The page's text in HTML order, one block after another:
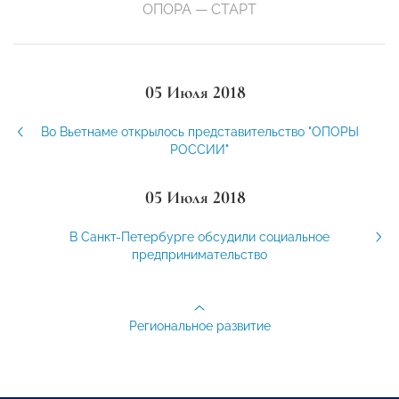
ОПОРА — СТАРТ
05 Июля 2018
Во Вьетнаме открылось представительство "ОПОРЫ
РОССИИ"
05 Июля 2018
В Санкт-Петербурге обсудили социальное
предпринимательство
Региональное развитие